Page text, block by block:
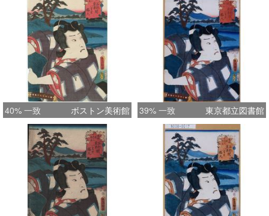
40% 一致 ボストン美術館 39% 一致 東京都立図書館